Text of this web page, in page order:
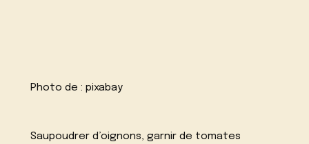
Photo de :pixabay
Saupoudrer d’oignons, garnir de tomates